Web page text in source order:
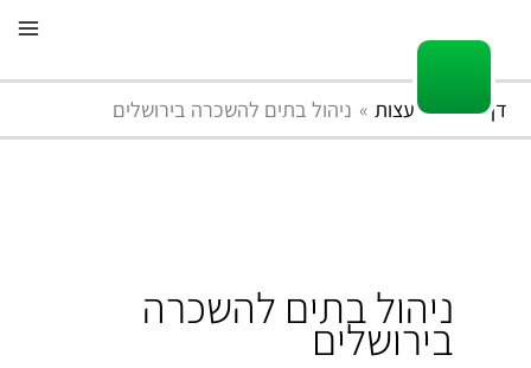
לתוכן
דף הבית עצות ניהול בתים להשכרה בירושלים
ניהול בתים להשכרה
בירושלים